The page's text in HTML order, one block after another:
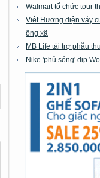
Walmart tổ chức tour
Việt Hương diện váy
ông xã
MB Life tài trợ phẫu
Nike 'phủ sóng' dịp